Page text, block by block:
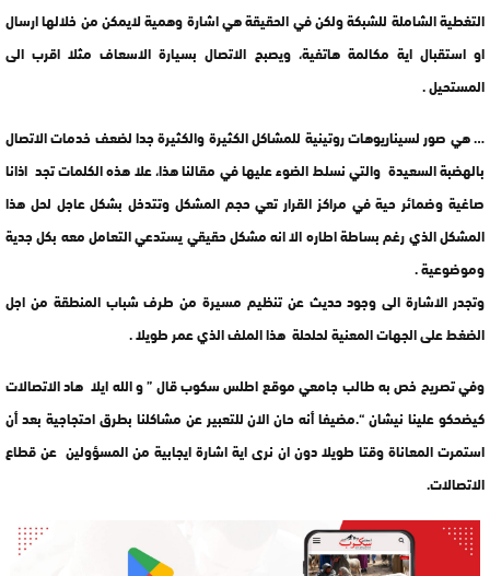
التغطية الشاملة للشبكة ولكن في الحقيقة هي اشارة وهمية لايمكن من خلالها ارسال
او استقبال اية مكالمة هاتفية، ويصبح الاتصال بسيارة الاسعاف مثلا اقرب الى
المستحيل .
… هي صور لسيناريوهات روتينية للمشاكل الكثيرة والكثيرة جدا لضعف خدمات الاتصال
بالهضبة السعيدة والتي نسلط الضوء عليها في مقالنا هذا، علا هذه الكلمات تجد اذانا
صاغية وضمائر حية في مراكز القرار تعي حجم المشكل وتتدخل بشكل عاجل لحل هذا
المشكل الذي رغم بساطة اطاره الا انه مشكل حقيقي يستدعي التعامل معه بكل جدية
وموضوعية .
وتجدر الاشارة الى وجود حديث عن تنظيم مسيرة من طرف شباب المنطقة من اجل
الضغط على الجهات المعنية لحلحلة هذا الملف الذي عمر طويلا .
وفي تصريح خص به طالب جامعي موقع اطلس سكوب قال ” و الله ايلا هاد الاتصالات
كيضحكو علينا نيشان “.مضيفا أنه حان الان للتعبير عن مشاكلنا بطرق احتجاجية بعد أن
استمرت المعاناة وقتا طويلا دون ان نرى اية اشارة ايجابية من المسؤولين عن قطاع
الاتصالات.